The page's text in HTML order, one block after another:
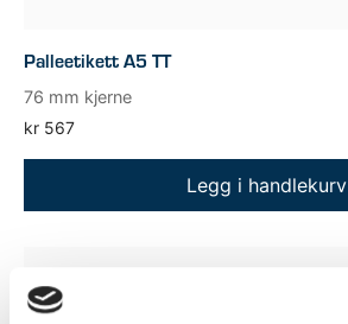
Palleetikett A5 TT
76 mm kjerne
kr 567
Legg i handlekurv